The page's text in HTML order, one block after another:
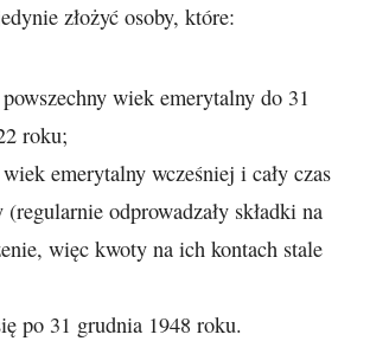
złożyć osoby, które:
powszechny wiek emerytalny do 31
roku;
wiek emerytalny wcześniej i cały czas
(regularnie odprowadzały składki na
więc kwoty na ich kontach stale
po 31 grudnia 1948 roku.